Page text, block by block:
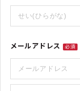
メールアドレス 必須